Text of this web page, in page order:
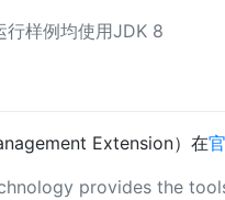
行样例均使用JDK 8
Extension）在
provides the